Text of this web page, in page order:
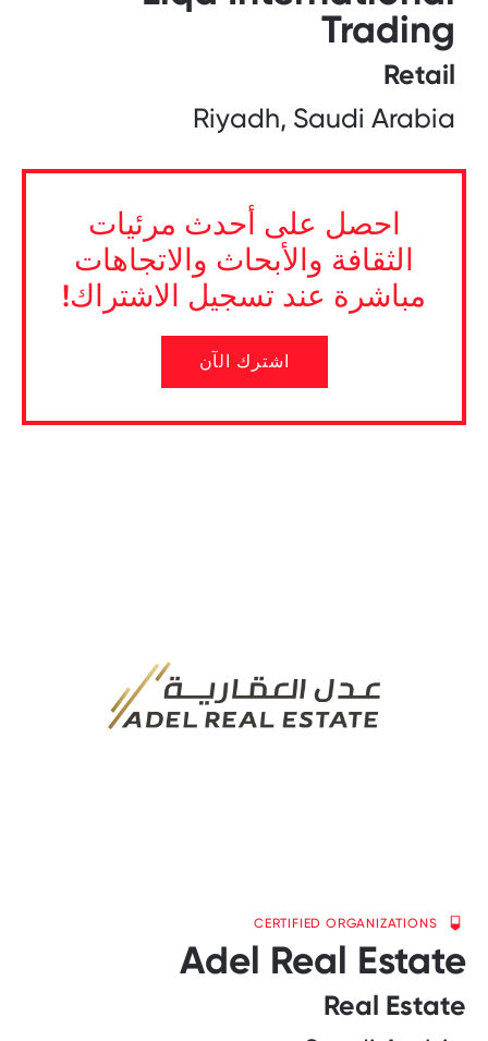
Trading
Retail
Riyadh, Saudi Arabia
احصل على أحدث مرئيات
الثقافة والأبحاث والاتجاهات
مباشرة عند تسجيل الاشتراك!
اشترك الآن
CERTIFIED ORGANIZATIONS
Adel Real Estate
Real Estate